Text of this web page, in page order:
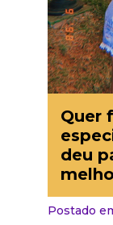
Quer
deu
Postado